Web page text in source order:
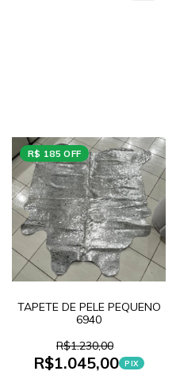
R$ 185 OFF
TAPETE DE PELE PEQUENO
6940
R$1.230,00
R$1.045,00 PIX